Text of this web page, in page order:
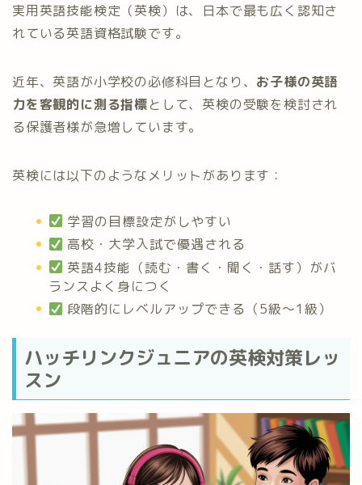
実用英語技能検定（英検）は、日本で最も広く認知さ
れている英語資格試験です。
近年、英語が小学校の必修科目となり、 お子様の英語
力を客観的に測る指標として、英検の受験を検討され
る保護者様が急増しています。
英検には以下のようなメリットがあります：
学習の目標設定がしやすい
高校・大学入試で優遇される
英語4技能（読む・書く・聞く・話す）がバ
ランスよく身につく
段階的にレベルアップできる（5級～1級）
ハッチリンクジュニアの英検対策レッ
スン